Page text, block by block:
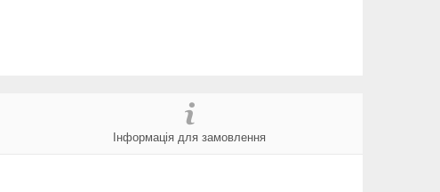
Інформація для замовлення